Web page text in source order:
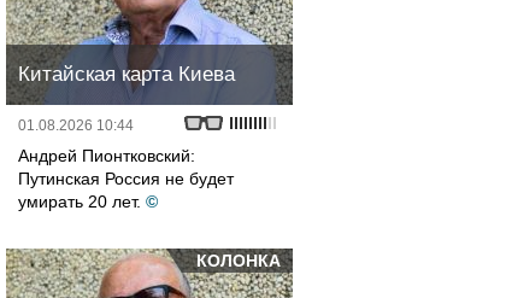
Китайская карта Киева
01.08.2026 10:44
Андрей Пионтковский:
Путинская Россия не будет
умирать 20 лет. ©
КОЛОНКА